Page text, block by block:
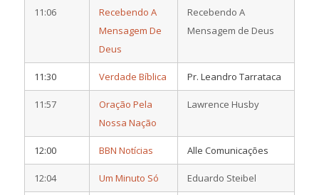
11:06
Recebendo A
Mensagem De
Deus
Recebendo A
Mensagem de Deus
11:30 Verdade Bíblica Pr. Leandro Tarrataca
11:57
Oração Pela
Nossa Nação
Lawrence Husby
12:00 BBN Notícias Alle Comunicações
12:04 Um Minuto Só Eduardo Steibel